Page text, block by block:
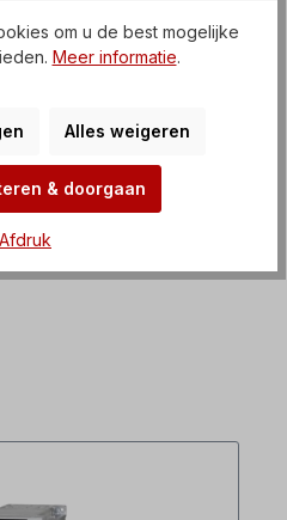
met IEC-flens
(± 5%…
Meer
om u de best mogelijke
Meer informatie.
Alles weigeren
& doorgaan